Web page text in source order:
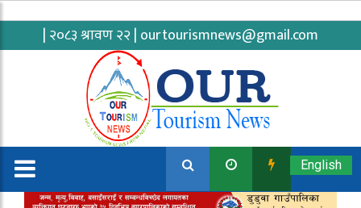
| २०८३ श्रावण २२ | ourtourismnews@gmail.com
English